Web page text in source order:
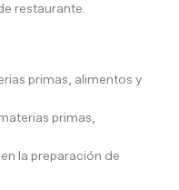
restaurante.
primas, alimentos y
primas,
la preparación de